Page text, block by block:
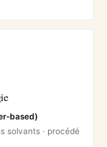
based)
solvants · procédé